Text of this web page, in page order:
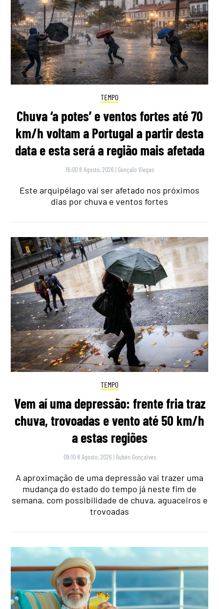
TEMPO
Chuva ‘a potes’ e ventos fortes até 70
km/h voltam a Portugal a partir desta
data e esta será a região mais afetada
16:00 8 Agosto, 2026 | Gonçalo Viegas
Este arquipélago vai ser afetado nos próximos
dias por chuva e ventos fortes
TEMPO
Vem aí uma depressão: frente fria traz
chuva, trovoadas e vento até 50 km/h
a estas regiões
09:10 8 Agosto, 2026 | Rubén Gonçalves
A aproximação de uma depressão vai trazer uma
mudança do estado do tempo já neste fim de
semana, com possibilidade de chuva, aguaceiros e
trovoadas